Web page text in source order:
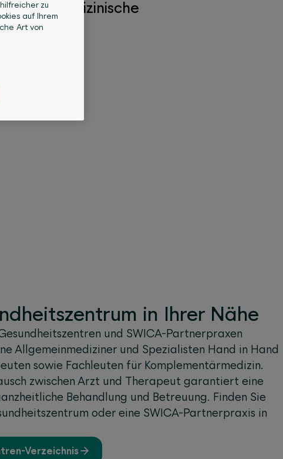
medizinische
in Ihrer Nähe
und SWICA-Partnerpraxen
Allgemeinmediziner und Spezialisten Hand in Hand
sowie Fachleuten für Komplementärmedizin.
zwischen Arzt und Therapeut garantiert eine
Behandlung und Betreuung. Finden Sie
oder eine SWICA-Partnerpraxis in
­Verzeichnis
zu
auf Ihrem
Art von